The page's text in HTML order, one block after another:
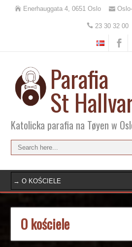
Enerhauggata 4, 0651 Oslo
23 30 32 00
Parafia
St
Katolicka parafia na Tøyen w
O kościele